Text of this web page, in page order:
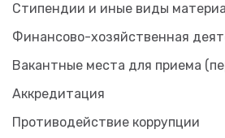
Стипендии и иные виды
Финансово-хозяйственная
Вакантные места для приема
Аккредитация
Противодействие коррупции